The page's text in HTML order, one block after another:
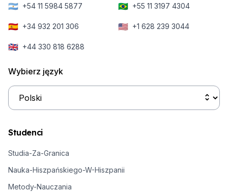
🇦🇷 +54 11 5984 5877 🇧🇷 +55 11 3197 4304
🇪🇸 +34 932 201 306 🇺🇸 +1 628 239 3044
🇬🇧 +44 330 818 6288
Wybierz język
Studenci
Studia-Za-Granica
Nauka-Hiszpańskiego-W-Hiszpanii
Metody-Nauczania